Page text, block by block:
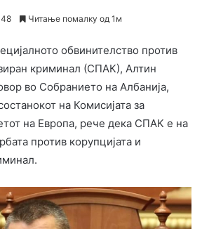
Читање помалку од 1м
обвинителство против
криминал (СПАК), Алтин
во Собранието на Албанија,
на Комисијата за
на Европа, рече дека СПАК е на
против корупцијата и